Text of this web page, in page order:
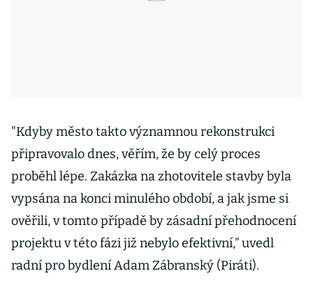
"Kdyby město takto významnou rekonstrukci
připravovalo dnes, věřím, že by celý proces
proběhl lépe. Zakázka na zhotovitele stavby byla
vypsána na konci minulého období, a jak jsme si
ověřili, v tomto případě by zásadní přehodnocení
projektu v této fázi již nebylo efektivní,” uvedl
radní pro bydlení Adam Zábranský (Piráti).